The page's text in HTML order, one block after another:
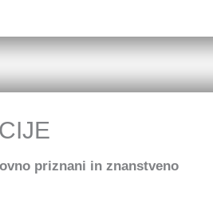
priznani in znanstveno